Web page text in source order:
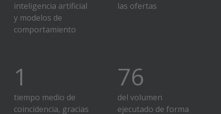
inteligencia artificial
y modelos de
comportamiento
las ofertas
2
tiempo medio de
coincidencia, gracias
80
del volumen
ejecutado de forma